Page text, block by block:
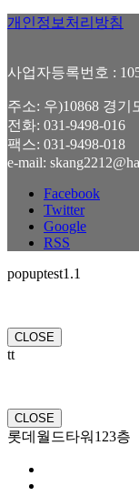
개인정보처리방침
사업자등록번호 :
주소: 우)10868 경기
전화: 031-9498-016
팩스: 031-9498-018
e-mail:
Facebook
Twitter
Google
RSS
popuptest1.1
CLOSE
tt
CLOSE
롯데월드타워123층